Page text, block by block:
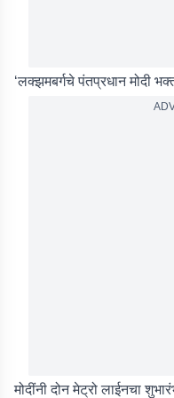
‘लक्झमबर्गचे पंतप्रधान मोदी
मोदींनी दोन मेट्रो लाईनचा